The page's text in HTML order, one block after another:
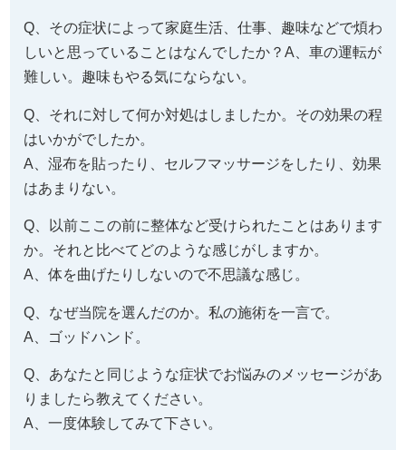
Q、その症状によって家庭生活、仕事、趣味などで煩わ
しいと思っていることはなんでしたか？A、車の運転が
難しい。趣味もやる気にならない。
Q、それに対して何か対処はしましたか。その効果の程
はいかがでしたか。
A、湿布を貼ったり、セルフマッサージをしたり、効果
はあまりない。
Q、以前ここの前に整体など受けられたことはあります
か。それと比べてどのような感じがしますか。
A、体を曲げたりしないので不思議な感じ。
Q、なぜ当院を選んだのか。私の施術を一言で。
A、ゴッドハンド。
Q、あなたと同じような症状でお悩みのメッセージがあ
りましたら教えてください。
A、一度体験してみて下さい。